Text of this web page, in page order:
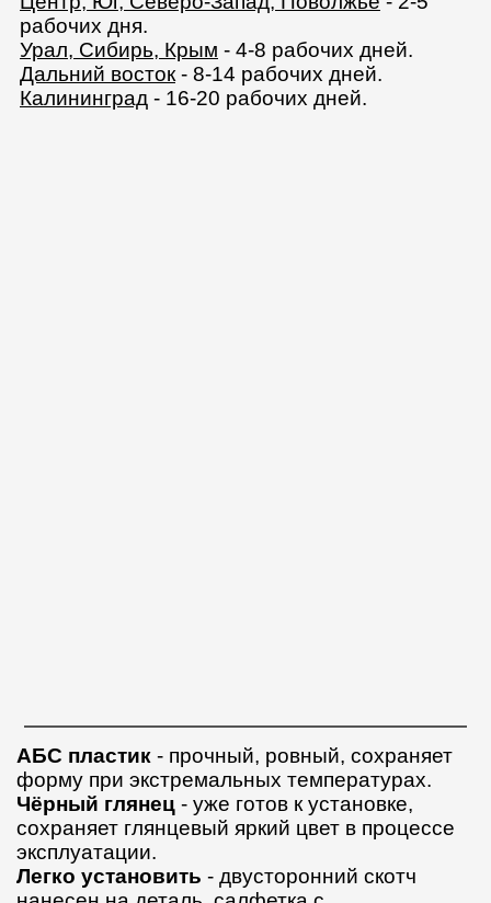
рабочих дня.
Урал, Сибирь, Крым - 4-8 рабочих дней.
Дальний восток- 8-14 рабочих дней.
Калининград - 16-20 рабочих дней.
АБС пластик - прочный, ровный, сохраняет
форму при экстремальных температурах.
Чёрный глянец - уже готов к установке,
сохраняет глянцевый яркий цвет в процессе
эксплуатации.
Легко установить - двусторонний скотч